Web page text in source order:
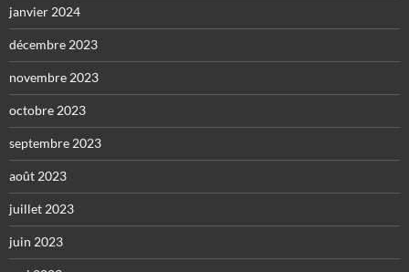
janvier 2024
décembre 2023
novembre 2023
octobre 2023
septembre 2023
août 2023
juillet 2023
juin 2023